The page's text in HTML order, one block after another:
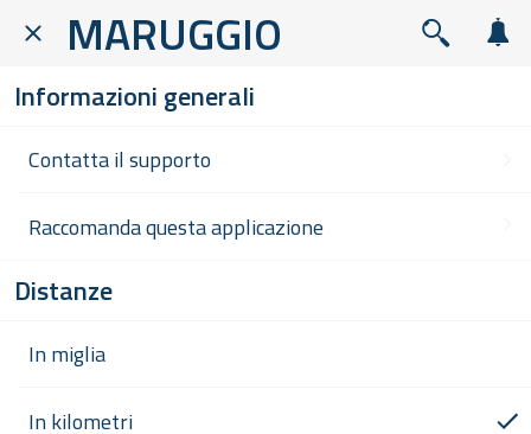
MARUGGIO
Informazioni generali
Contatta il supporto
Raccomanda questa applicazione
Distanze
In miglia
In kilometri